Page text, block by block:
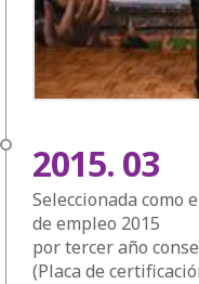
2015. 03
Seleccionada como
de empleo 2015
por tercer año
(Placa de